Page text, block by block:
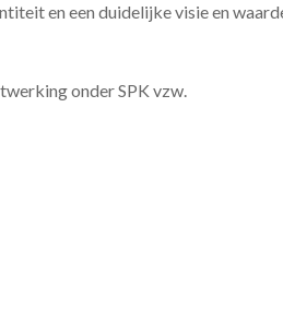
en een duidelijke visie en
onder SPK vzw.